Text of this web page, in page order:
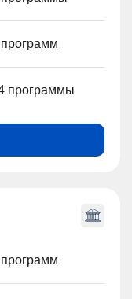
программы